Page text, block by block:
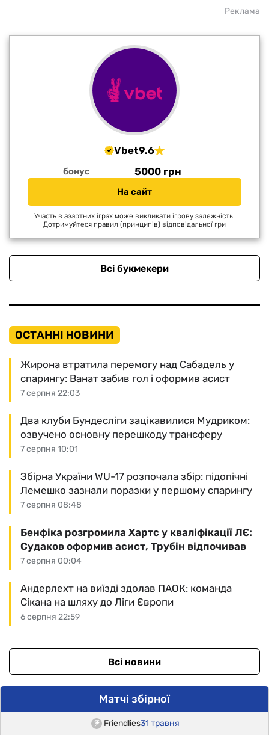
Реклама
Vbet9.6
бонус 5000 грн
На сайт
Участь в азартних іграх може викликати ігрову залежність.
Дотримуйтеся правил (принципів) відповідальної гри
Всі букмекери
ОСТАННІ НОВИНИ
7 серпня 22:03
Жирона втратила перемогу над Сабадель у
спарингу: Ванат забив гол і оформив асист
7 серпня 10:01
Два клуби Бундесліги зацікавилися Мудриком:
озвучено основну перешкоду трансферу
7 серпня 08:48
Збірна України WU-17 розпочала збір: підопічні
Лемешко зазнали поразки у першому спарингу
7 серпня 00:04
Бенфіка розгромила Хартс у кваліфікації ЛЄ:
Судаков оформив асист, Трубін відпочивав
6 серпня 22:59
Андерлехт на виїзді здолав ПАОК: команда
Сікана на шляху до Ліги Європи
Всі новини
Матчі збірної
Friendlies31 травня